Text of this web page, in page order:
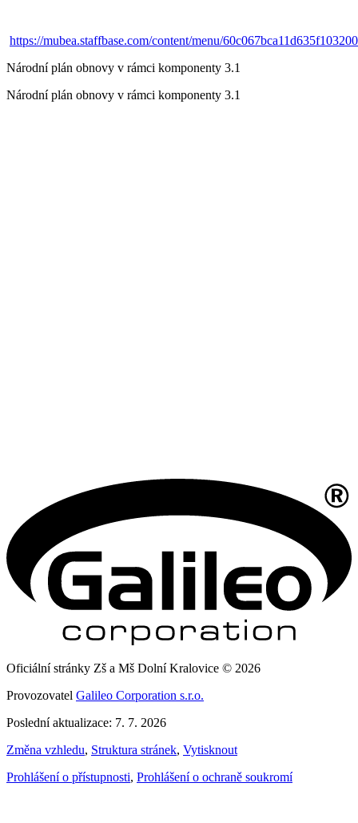
https://mubea.staffbase.com/content/menu/
Národní plán obnovy v rámci komponenty 3.1
Národní plán obnovy v rámci komponenty 3.1
Oficiální stránky Zš a Mš Dolní Kralovice © 2026
Provozovatel Galileo Corporation s.r.o.
Poslední aktualizace: 7. 7. 2026
Změna vzhledu, Struktura stránek, Vytisknout
Prohlášení o přístupnosti, Prohlášení o ochraně soukromí